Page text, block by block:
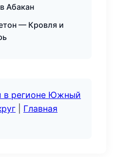
Абакан
— Кровля и
в регионе Южный
Главная